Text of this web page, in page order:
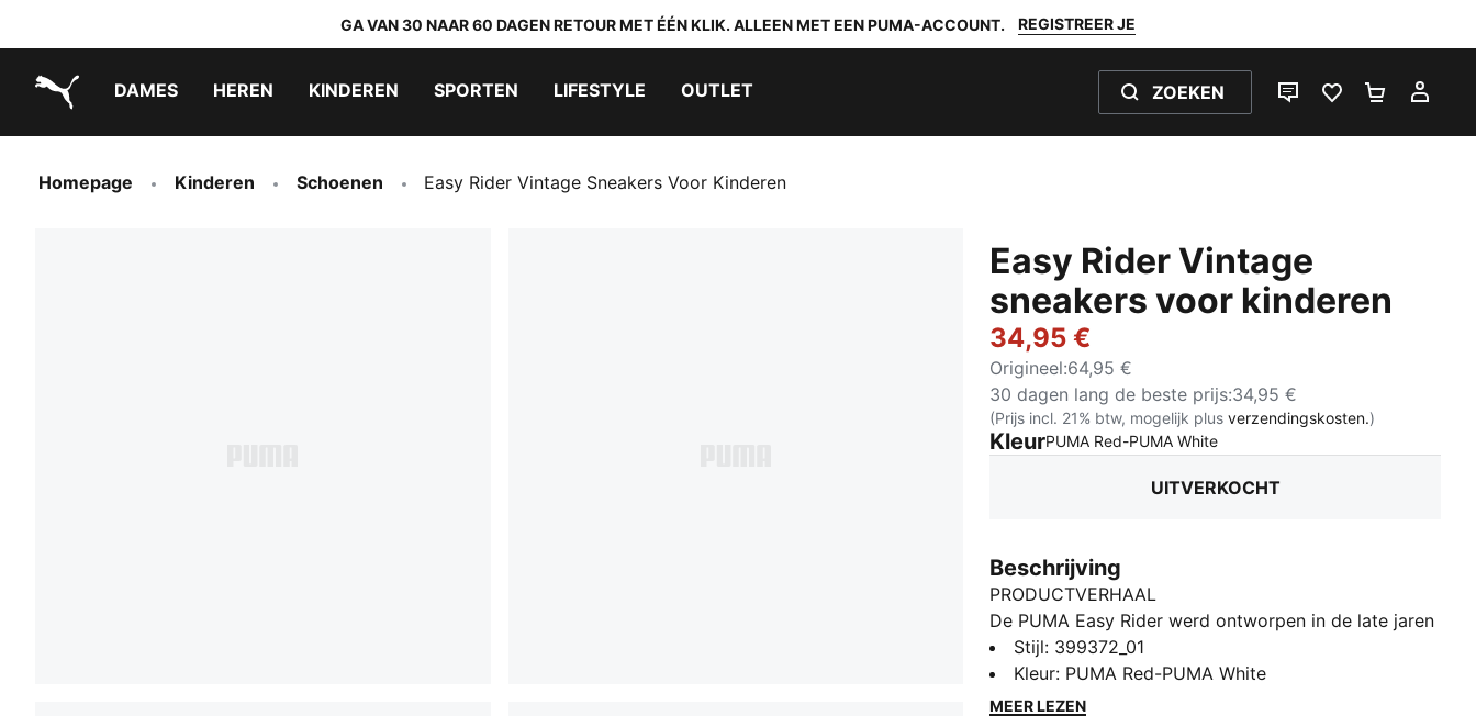
GA VAN 30 NAAR 60 DAGEN RETOUR MET ÉÉN KLIK. ALLEEN MET EEN PUMA-ACCOUNT. REGISTREER JE
DAMES HEREN KINDEREN SPORTEN LIFESTYLE OUTLET ZOEKEN
LIVE CHATFAVORIETEN 0
Homepage Kinderen Schoenen Easy Rider Vintage Sneakers Voor Kinderen
Easy Rider Vintage
sneakers voor kinderen
34,95 €
Origineel:64,95 €
30 dagen lang de beste prijs:34,95 €
(Prijs incl. 21% btw, mogelijk plusverzendingskosten.)
KleurPUMA Red-PUMA White:
UITVERKOCHT
Beschrijving
PRODUCTVERHAAL
De PUMA Easy Rider werd ontworpen in de late jaren
70, toen hardlopen zijn overstap maakte van de
atletiekbaan naar de straat. Vandaag is hij terug voor
de dragers van nu, met behoud van zijn klassieke
Stijl: 399372_01
Kleur: PUMA Red-PUMA White
MEER LEZEN